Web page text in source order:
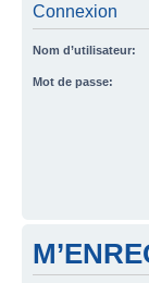
Connexion
Nom d’utilisateur:
Mot de passe: